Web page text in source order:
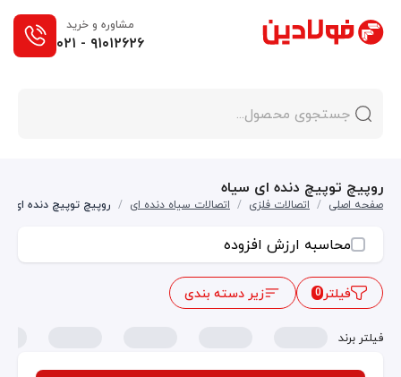
مشاوره و خرید
۰۲۱ - ۹۱۰۱۲۶۲۶
روپیچ توپیچ دنده ای سیاه
صفحه اصلی / اتصالات فلزی / اتصالات سیاه دنده ای / روپیچ توپیچ دنده ای
محاسبه ارزش افزوده
فیلتر0 زیر دسته بندی
فیلتر برند